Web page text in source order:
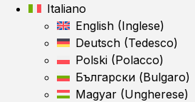
Italiano
English (Inglese)
Deutsch (Tedesco)
Polski (Polacco)
Български (Bulgaro)
Magyar (Ungherese)